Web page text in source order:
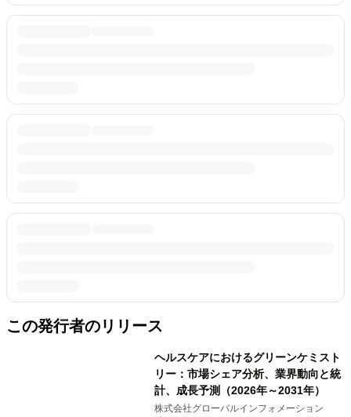
この発行者のリリース
ヘルスケアにおけるグリーンケミスト
リー：市場シェア分析、業界動向と統
計、成長予測（2026年～2031年）
株式会社グローバルインフォメーション